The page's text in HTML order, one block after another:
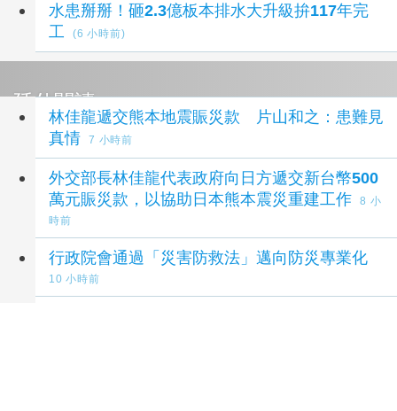
水患掰掰！砸2.3億板本排水大升級拚117年完
工
(6 小時前)
延伸閱讀
林佳龍遞交熊本地震賑災款 片山和之：患難見
真情
7 小時前
外交部長林佳龍代表政府向日方遞交新台幣500
萬元賑災款，以協助日本熊本震災重建工作
8 小
時前
行政院會通過「災害防救法」邁向防災專業化
10 小時前